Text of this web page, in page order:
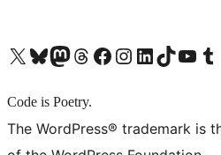
X (旧 Twitter) アカウントへBluesky アカウントへMastodon アカウントへThreads アカウントへ Facebook ページへInstagram アカウントへ LinkedIn アカウントへTikTok アカウントへYouTube チャンネルへ Tumblr アカウントへ
Code is Poetry.
The WordPress® trademark is